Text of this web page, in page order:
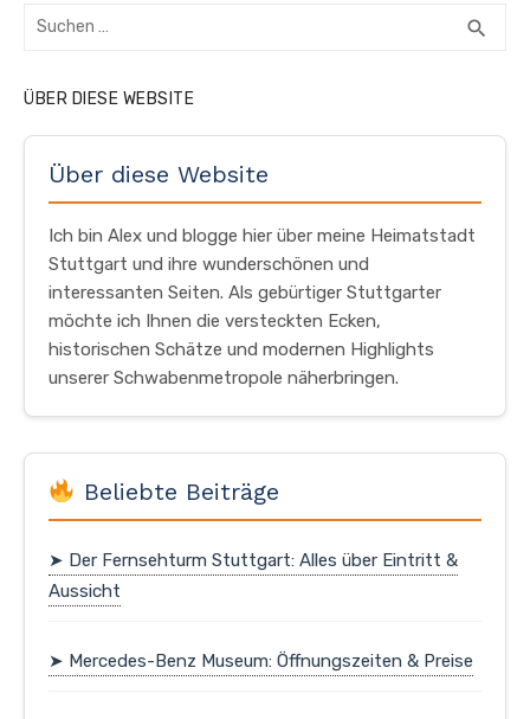
Suchen
search
ÜBER DIESE WEBSITE
Über diese Website
Ich bin Alex und blogge hier über meine Heimatstadt
Stuttgart und ihre wunderschönen und
interessanten Seiten. Als gebürtiger Stuttgarter
möchte ich Ihnen die versteckten Ecken,
historischen Schätze und modernen Highlights
unserer Schwabenmetropole näherbringen.
Beliebte Beiträge
➤ Der Fernsehturm Stuttgart: Alles über Eintritt &
Aussicht
➤ Mercedes-Benz Museum: Öffnungszeiten & Preise